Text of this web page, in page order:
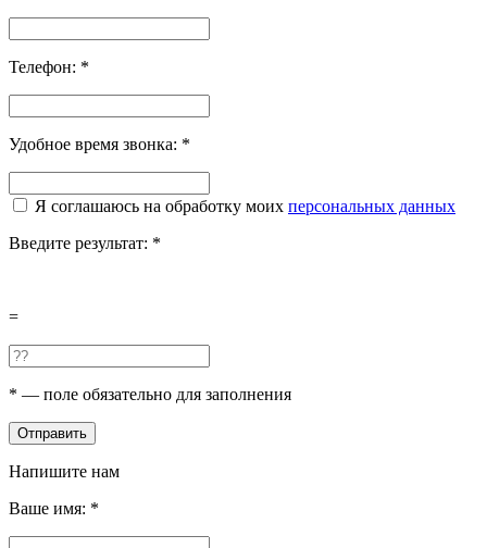
Телефон: *
Удобное время звонка: *
Я соглашаюсь на обработку моих персональных данных
Введите результат: *
=
* — поле обязательно для заполнения
Отправить
Напишите нам
Ваше имя: *